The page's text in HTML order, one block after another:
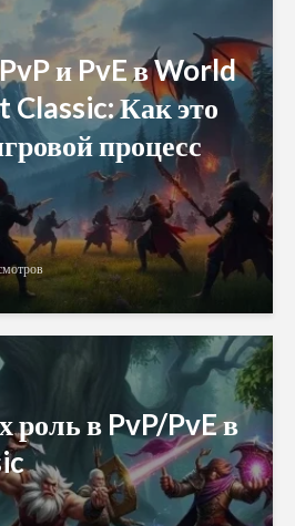
и PvE в World
Как это
процесс
роль в PvP/PvE в